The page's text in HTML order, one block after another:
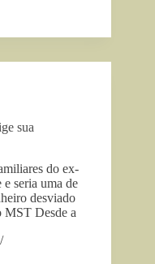
sua
do ex-
e seria uma de
desviado
MST Desde a